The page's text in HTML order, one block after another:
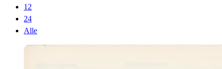
12
24
Alle